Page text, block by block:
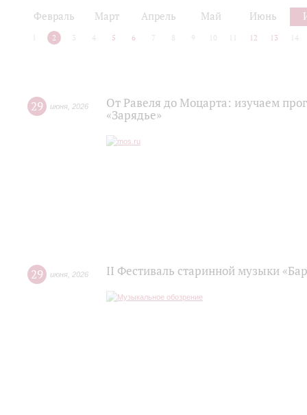
Февраль Март Апрель Май Июнь
2 3 4 5 6 7 8 9 10 12 13 14
29 июня 2026
От Равеля до Моцарта: изучаем
«Зарядье»
29 июня 2026 II Фестиваль старинной музыки